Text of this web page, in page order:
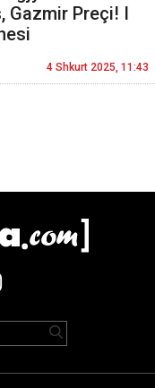
Gazmir Preçi! I
4 Shkurt 2025, 11:43